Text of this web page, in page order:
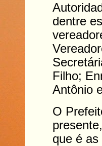
dentre
Filho;
Antônio
O
que é